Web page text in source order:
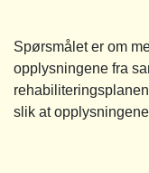
Spørsmålet er om
opplysningene fra
slik at